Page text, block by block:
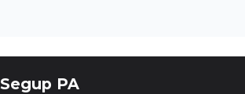
Segup PA